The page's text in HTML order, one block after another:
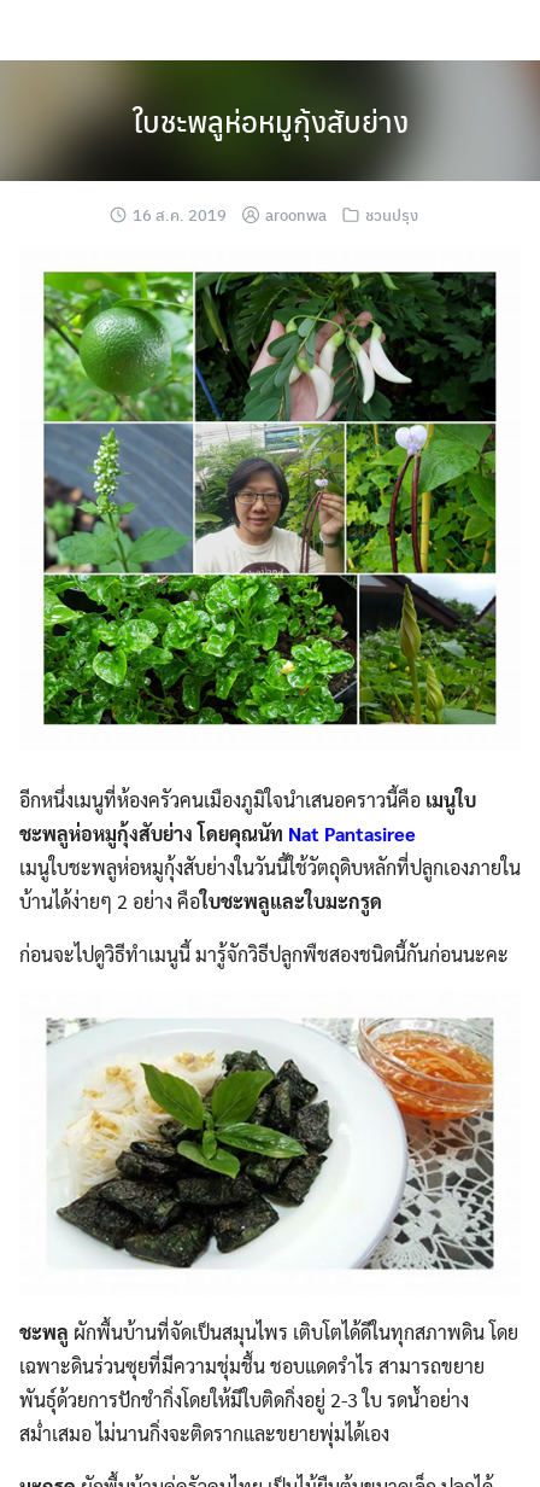
ใบชะพลูห่อหมูกุ้งสับย่าง
16 ส.ค. 2019 aroonwa ชวนปรุง
อีกหนึ่งเมนูที่ห้องครัวคนเมืองภูมิใจนำเสนอคราวนี้คือ เมนูใบ
ชะพลูห่อหมูกุ้งสับย่าง โดยคุณนัท Nat Pantasiree
เมนูใบชะพลูห่อหมูกุ้งสับย่างในวันนี้ใช้วัตถุดิบหลักที่ปลูกเองภายใน
บ้านได้ง่ายๆ 2 อย่าง คือใบชะพลูและใบมะกรูด
ก่อนจะไปดูวิธีทำเมนูนี้ มารู้จักวิธีปลูกพืชสองชนิดนี้กันก่อนนะคะ
ชะพลู ผักพื้นบ้านที่จัดเป็นสมุนไพร เติบโตได้ดีในทุกสภาพดิน โดย
เฉพาะดินร่วนซุยที่มีความชุ่มชื้น ชอบแดดรำไร สามารถขยาย
พันธุ์ด้วยการปักชำกิ่งโดยให้มีใบติดกิ่งอยู่ 2-3 ใบ รดน้ำอย่าง
สม่ำเสมอ ไม่นานกิ่งจะติดรากและขยายพุ่มได้เอง